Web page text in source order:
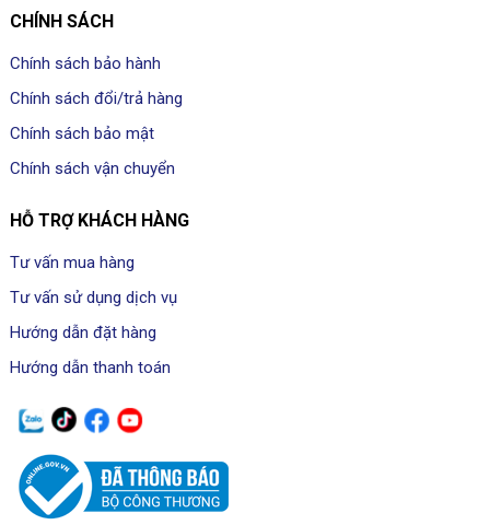
CHÍNH SÁCH
Chính sách bảo hành
Chính sách đổi/trả hàng
Chính sách bảo mật
Chính sách vận chuyển
HỖ TRỢ KHÁCH HÀNG
Tư vấn mua hàng
Tư vấn sử dụng dịch vụ
Hướng dẫn đặt hàng
Hướng dẫn thanh toán